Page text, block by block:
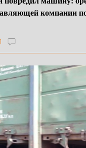
компании